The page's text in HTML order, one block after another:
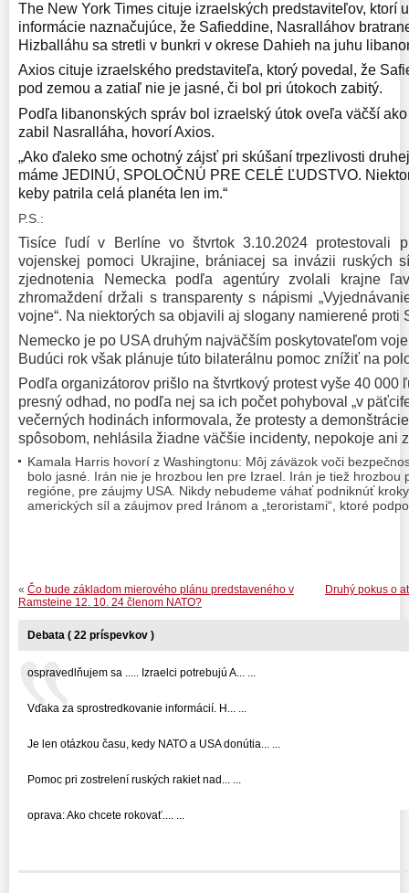
The New York Times cituje izraelských predstaviteľov, ktorí
informácie naznačujúce, že Safieddine, Nasralláhov
Hizballáhu sa stretli v bunkri v okrese Dahieh na juhu
Axios cituje izraelského predstaviteľa, ktorý povedal, že
pod zemou a zatiaľ nie je jasné, či bol pri útokoch zabitý.
Podľa libanonských správ bol izraelský útok oveľa väčší
zabil Nasralláha, hovorí Axios.
„Ako ďaleko sme ochotný zájsť pri skúšaní trpezlivosti
máme JEDINÚ, SPOLOČNÚ PRE CELÉ ĽUDSTVO.
keby patrila celá planéta len im.“
P.S.:
Tisíce ľudí v Berlíne vo štvrtok 3.10.2024 protestovali
vojenskej pomoci Ukrajine, brániacej sa invázii ruských
zjednotenia Nemecka podľa agentúry zvolali krajne
zhromaždení držali s transparenty s nápismi
vojne“. Na niektorých sa objavili aj slogany namierené proti
Nemecko je po USA druhým najväčším poskytovateľom
Budúci rok však plánuje túto bilaterálnu pomoc znížiť na
Podľa organizátorov prišlo na štvrtkový protest vyše 40
presný odhad, no podľa nej sa ich počet pohyboval „v
večerných hodinách informovala, že protesty a
spôsobom, nehlásila žiadne väčšie incidenty, nepokoje ani
Kamala Harris hovorí z Washingtonu: Môj záväzok voči
bolo jasné. Irán nie je hrozbou len pre Izrael. Irán je tiež hrozbou
regióne, pre záujmy USA. Nikdy nebudeme váhať podniknúť
amerických síl a záujmov pred Iránom a „teroristami“, ktoré
Druhý pokus o
« Čo bude základom mierového plánu predstaveného v
Ramsteine 12. 10. 24 členom NATO?
Debata ( 22 príspevkov )
ospravedlňujem sa ..... Izraelci potrebujú A... ...
Vďaka za sprostredkovanie informácií. H... ...
Je len otázkou času, kedy NATO a USA donútia... ...
Pomoc pri zostrelení ruských rakiet nad... ...
oprava: Ako chcete rokovať.... ...